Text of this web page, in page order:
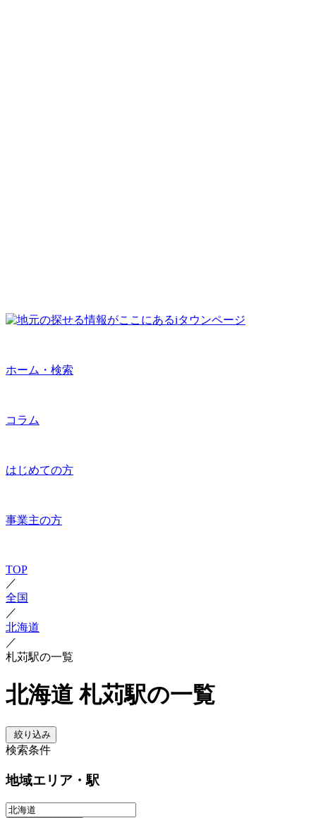
ホーム・検索
コラム
はじめての方
事業主の方
TOP
／
全国
／
北海道
／
札苅駅の一覧
北海道 札苅駅の一覧
絞り込み
検索条件
地域エリア・駅